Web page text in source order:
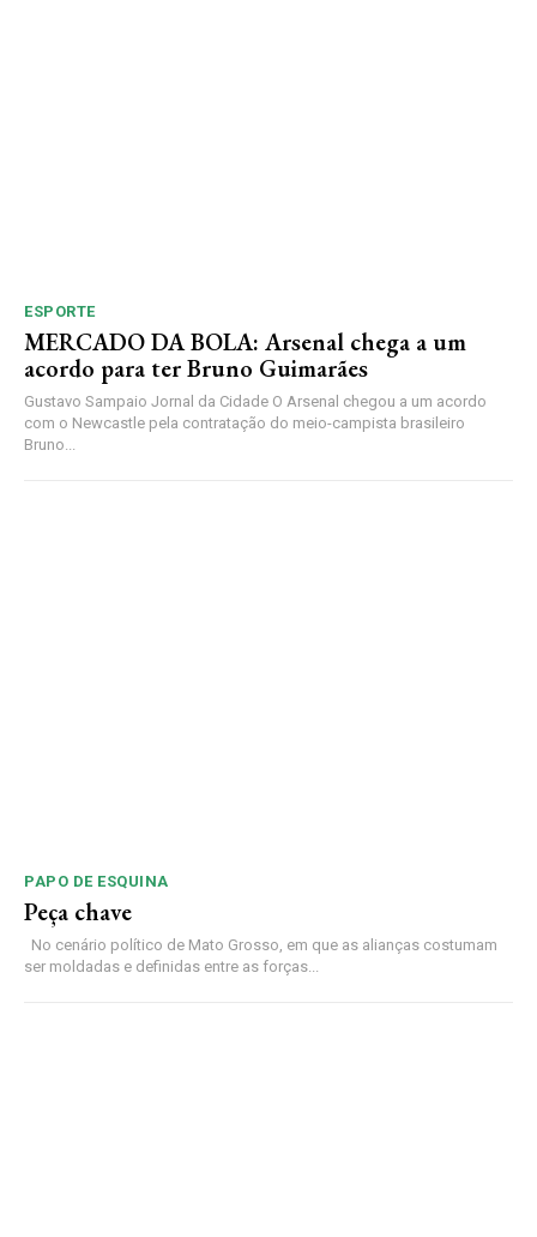
ESPORTE
MERCADO DA BOLA: Arsenal chega a um
acordo para ter Bruno Guimarães
Gustavo Sampaio Jornal da Cidade O Arsenal chegou a um acordo
com o Newcastle pela contratação do meio-campista brasileiro
Bruno...
PAPO DE ESQUINA
Peça chave
No cenário político de Mato Grosso, em que as alianças costumam
ser moldadas e definidas entre as forças...